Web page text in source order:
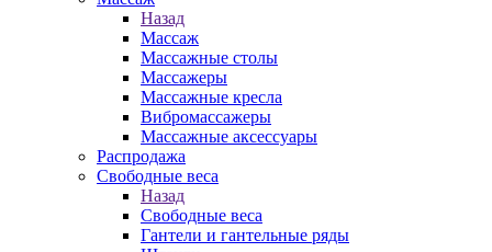
Назад
Массаж
Массажные столы
Массажеры
Массажные кресла
Вибромассажеры
Массажные аксессуары
Распродажа
Свободные веса
Назад
Свободные веса
Гантели и гантельные ряды